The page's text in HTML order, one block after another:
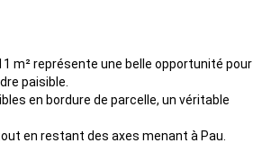
m² représente une belle opportunité pour
paisible.
en bordure de parcelle, un véritable
en restant des axes menant à Pau.